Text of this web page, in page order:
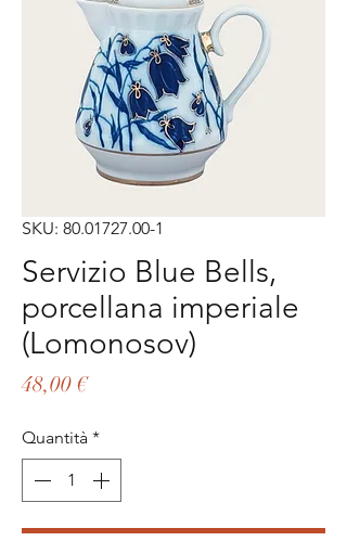
SKU: 80.01727.00-1
Servizio Blue Bells,
porcellana imperiale
(Lomonosov)
48,00 €Prezzo
Quantità *